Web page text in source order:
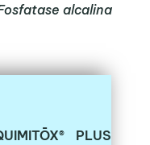
alcalina
PLUS